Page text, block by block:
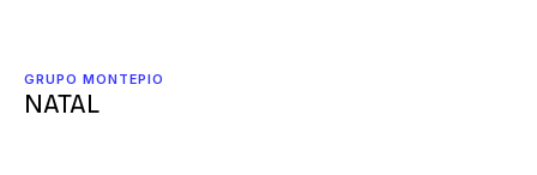
GRUPO MONTEPIO
NATAL